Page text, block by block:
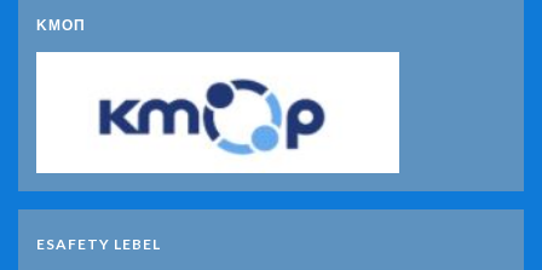
ΚΜΟΠ
ESAFETY LEBEL